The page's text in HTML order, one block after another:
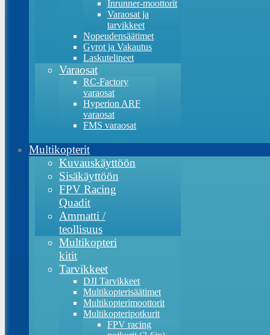
Inrunner-moottorit
Varaosat ja
tarvikkeet
Nopeudensäätimet
Gyrot ja Vakautus
Laskutelineet
Varaosat
RC-Factory
varaosat
Hyperion ARF
varaosat
FMS varaosat
Multikopterit
Kuvauskäyttöön
Sisäkäyttöön
FPV Racing
Quadit
Ammatti /
teollisuus
Multikopteri
kitit
Tarvikkeet
DJI Tarvikkeet
Multikopterisäätimet
Multikopterimoottorit
Multikopteripotkurit
FPV racing